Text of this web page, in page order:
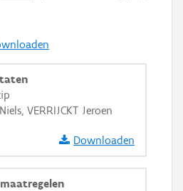
VERRIJCKT Jeroen
Downloaden